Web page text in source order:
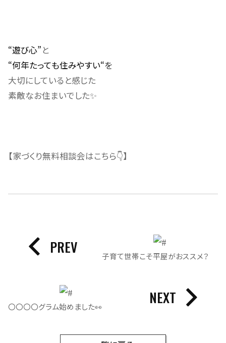
“遊び心”と
“何年たっても住みやすい“を
大切にしていると感じた
素敵なお住まいでした✨
【家づくり無料相談会はこちら👇】
子育て世帯こそ平屋がおススメ？
PREV
〇〇〇〇グラム始めました👀 NEXT